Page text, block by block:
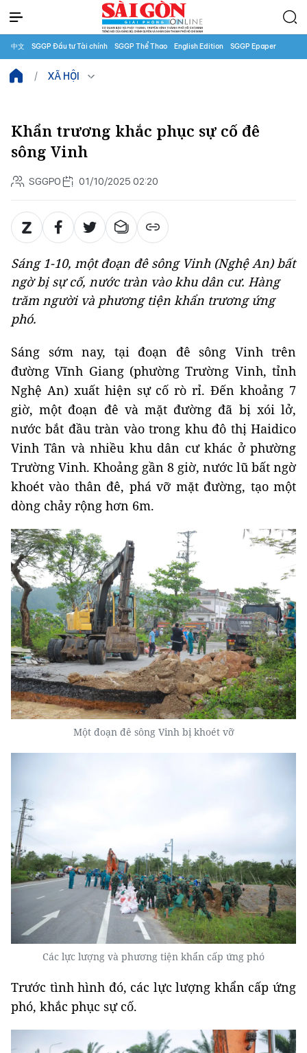
中文 SGGP Đầu tư Tài chính SGGP Thể Thao English Edition SGGP Epaper
XÃ HỘI
Khẩn trương khắc phục sự cố đê
sông Vinh
SGGPO 01/10/2025 02:20
Sáng 1-10, một đoạn đê sông Vinh (Nghệ An) bất
ngờ bị sự cố, nước tràn vào khu dân cư. Hàng
trăm người và phương tiện khẩn trương ứng
phó.
Sáng sớm nay, tại đoạn đê sông Vinh trên
đường Vĩnh Giang (phường Trường Vinh, tỉnh
Nghệ An) xuất hiện sự cố rò rỉ. Đến khoảng 7
giờ, một đoạn đê và mặt đường đã bị xói lở,
nước bắt đầu tràn vào trong khu đô thị Haidico
Vinh Tân và nhiều khu dân cư khác ở phường
Trường Vinh. Khoảng gần 8 giờ, nước lũ bất ngờ
khoét vào thân đê, phá vỡ mặt đường, tạo một
dòng chảy rộng hơn 6m.
Một đoạn đê sông Vinh bị khoét vỡ
Các lực lượng và phương tiện khẩn cấp ứng phó
Trước tình hình đó, các lực lượng khẩn cấp ứng
phó, khắc phục sự cố.